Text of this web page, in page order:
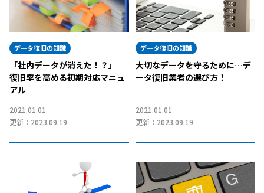
データ復旧の知識
「社内データが消えた！？」
復旧率を高める初期対応マニュ
アル
2021.01.01
更新：2023.09.19
データ復旧の知識
大切なデータを守るために…デ
ータ復旧業者の選び方！
2021.01.01
更新：2023.09.19